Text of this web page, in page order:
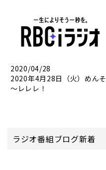
2020/04/28
2020年4月28日（火）めんそ
～レレレ！
ラジオ番組ブログ新着